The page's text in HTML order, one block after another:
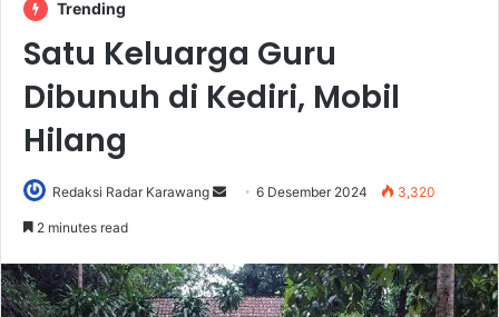
Trending
Satu Keluarga Guru
Dibunuh di Kediri, Mobil
Hilang
Redaksi Radar Karawang
Send6 Desember 2024 3,320
2 minutes read